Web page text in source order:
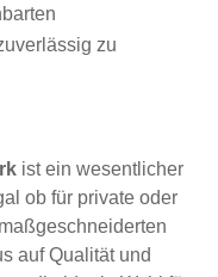
zu
ist ein wesentlicher
ob für private oder
auf Qualität und